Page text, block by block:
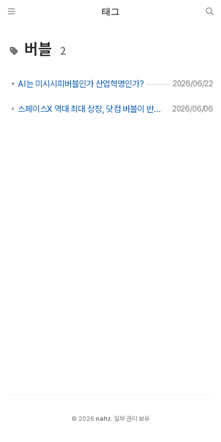
태그
버블 2
AI는 미시시피버블인가 산업혁명인가? 2026/06/22
스페이스X 역대 최대 상장, 닷컴 버블이 반복될 것인가? 2026/06/06
© 2026 nahz. 일부 권리 보유